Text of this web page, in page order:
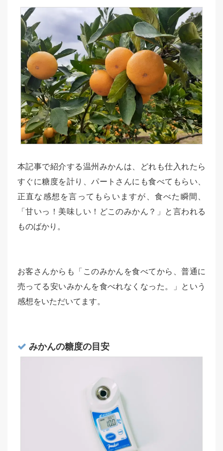
本記事で紹介する温州みかんは、どれも仕入れたら
すぐに糖度を計り、パートさんにも食べてもらい、
正直な感想を言ってもらいますが、食べた瞬間、
「甘いっ！美味しい！どこのみかん？」と言われる
ものばかり。
お客さんからも「このみかんを食べてから、普通に
売ってる安いみかんを食べれなくなった。」という
感想をいただいてます。
みかんの糖度の目安